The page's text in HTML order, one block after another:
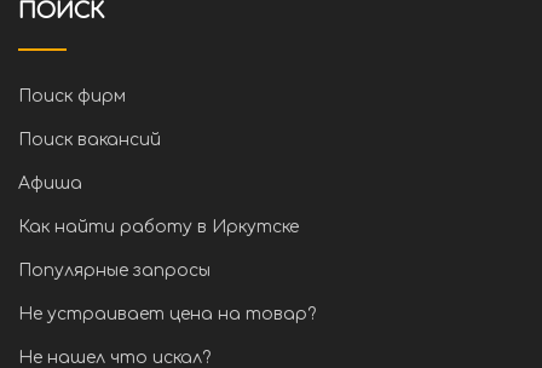
ПОИСК
Поиск фирм
Поиск вакансий
Афиша
Как найти работу в Иркутске
Популярные запросы
Не устраивает цена на товар?
Не нашел что искал?